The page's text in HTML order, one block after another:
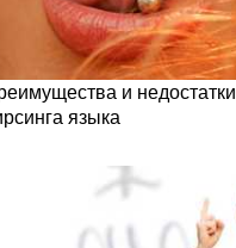
и недостатки
языка